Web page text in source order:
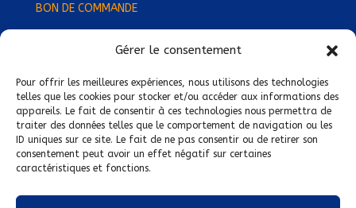
Gérer le consentement
Pour offrir les meilleures expériences, nous utilisons des technologies
telles que les cookies pour stocker et/ou accéder aux informations des
appareils. Le fait de consentir à ces technologies nous permettra de
traiter des données telles que le comportement de navigation ou les
ID uniques sur ce site. Le fait de ne pas consentir ou de retirer son
consentement peut avoir un effet négatif sur certaines
caractéristiques et fonctions.
BON DE COMMANDE
Devenez Délégué·e Régional·e !
Trouvez-nous près de chez vous !
Mentions légales
Conditions générales de vente
Politique de confidentialité